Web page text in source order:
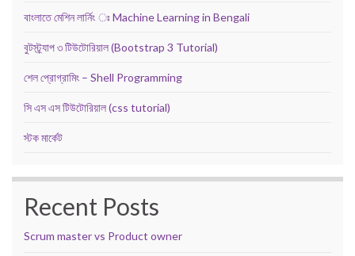
বাংলাতে মেশিন লার্নিং ঃ Machine Learning in Bengali
বুটস্ট্র্যাপ ৩ টিউটোরিয়াল (Bootstrap 3 Tutorial)
শেল প্রোগ্রামিং – Shell Programming
সি এস এস টিউটোরিয়াল (css tutorial)
স্টক মার্কেট
Recent Posts
Scrum master vs Product owner